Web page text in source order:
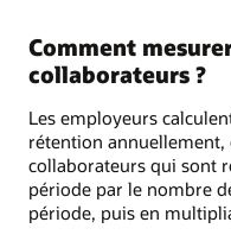
Comment
collaborateurs ?
Les employeurs
rétention
collaborateurs qui sont
période par le nombre
période, puis en